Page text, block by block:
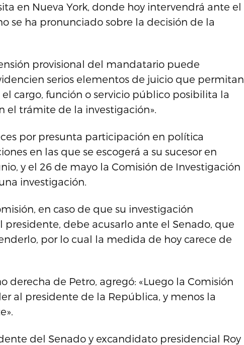
en Nueva York, donde hoy intervendrá ante el
se ha pronunciado sobre la decisión de la
provisional del mandatario puede
serios elementos de juicio que permitan
cargo, función o servicio público posibilita la
el trámite de la investigación».
por presunta participación en política
en las que se escogerá a su sucesor en
y el 26 de mayo la Comisión de Investigación
investigación.
en caso de que su investigación
debe acusarlo ante el Senado, que
por lo cual la medida de hoy carece de
derecha de Petro, agregó: «Luego la Comisión
al presidente de la República, y menos la
del Senado y excandidato presidencial Roy